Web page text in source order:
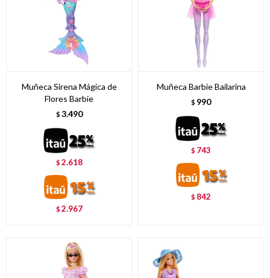
Muñeca Sirena Mágica de
Flores Barbie
$ 3.490
$2.618
$2.967
Muñeca Barbie Bailarina
$ 990
$ 743
$ 842